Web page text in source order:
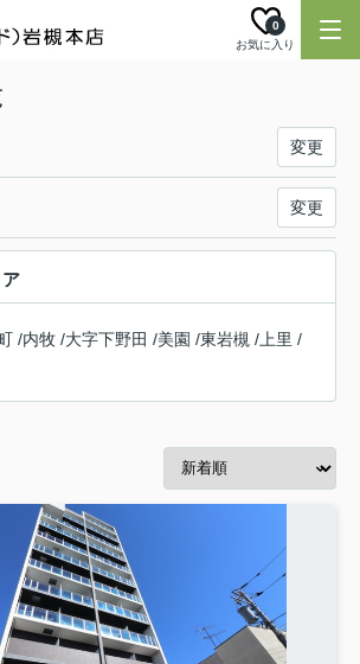
お気に入り
0
変更
変更
/内牧 /大字下野田 /美園 /東岩槻 / 上里 /